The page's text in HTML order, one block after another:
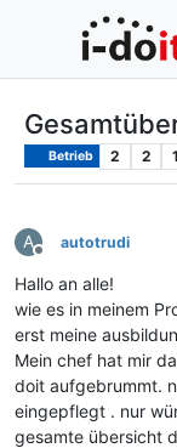
Betrieb 2 2
A
Offline
autotrudi
Hallo an alle!
wie es in meinem
erst meine
Mein chef hat mir
doit aufgebrummt.
eingepflegt . nur
gesamte übersicht